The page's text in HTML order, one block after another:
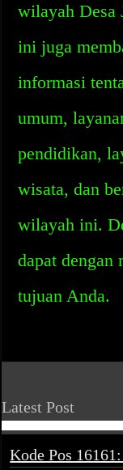
wilayah Desa
ini juga
informasi
umum,
pendidikan,
wisata, dan
wilayah ini.
dapat dengan
tujuan Anda.
Latest Post
Kode Pos